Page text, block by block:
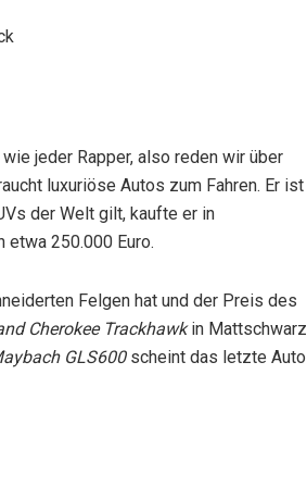
jeder Rapper, also reden wir über
luxuriöse Autos zum Fahren. Er ist
der Welt gilt, kaufte er in
250.000 Euro.
Felgen hat und der Preis des
Cherokee Trackhawkin Mattschwarz
GLS600scheint das letzte Auto